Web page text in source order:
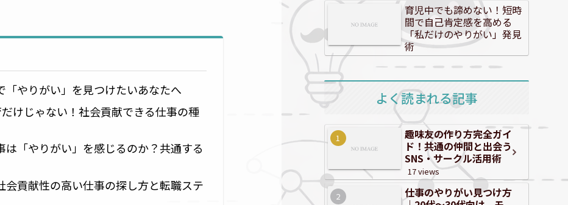
「やりがい」を見つけたいあなたへ
けじゃない！社会貢献できる仕事の種
は「やりがい」を感じるのか？共通する
会貢献性の高い仕事の探し方と転職ステ
育児中でも諦めない！短時
間で自己肯定感を高める
「私だけのやりがい」発見
術
よく読まれる記事
趣味友の作り方完全ガイ
ド！共通の仲間と出会う
SNS・サークル活用術
17 views
仕事のやりがい見つけ方